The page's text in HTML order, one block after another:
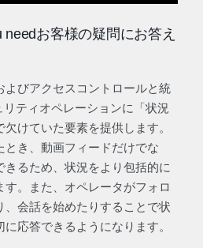
お客様の疑問にお答え
よびアクセスコントロールと統
ティオペレーションに「状況
けていた要素を提供します。
とき、動画フィードだけでな
きるため、状況をより包括的に
。また、オペレータがフォロ
、会話を始めたりすることで状
応答できるようになります。